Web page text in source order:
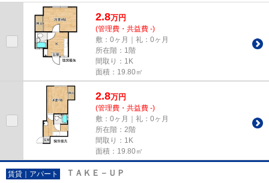
に良い。 閑静な住宅街に立地し落...
2.8万円
(管理費・共益費 -)
敷：0ヶ月｜礼：0ヶ月
所在階：1階
間取り：1K
面積：19.80㎡
2.8万円
(管理費・共益費 -)
敷：0ヶ月｜礼：0ヶ月
所在階：2階
間取り：1K
面積：19.80㎡
賃貸｜アパート ＴＡＫＥ－ＵＰ